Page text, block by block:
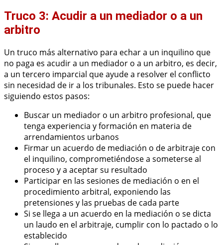
Truco 3: Acudir a un mediador o a un
arbitro
Un truco más alternativo para echar a un inquilino que
no paga es acudir a un mediador o a un arbitro, es decir,
a un tercero imparcial que ayude a resolver el conflicto
sin necesidad de ir a los tribunales. Esto se puede hacer
siguiendo estos pasos:
Buscar un mediador o un arbitro profesional, que
tenga experiencia y formación en materia de
arrendamientos urbanos
Firmar un acuerdo de mediación o de arbitraje con
el inquilino, comprometiéndose a someterse al
proceso y a aceptar su resultado
Participar en las sesiones de mediación o en el
procedimiento arbitral, exponiendo las
pretensiones y las pruebas de cada parte
Si se llega a un acuerdo en la mediación o se dicta
un laudo en el arbitraje, cumplir con lo pactado o lo
establecido